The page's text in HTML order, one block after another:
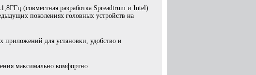
(совместная разработка Spreadtrum и Intel)
поколениях головных устройств на
для установки, удобство и
максимально комфортно.